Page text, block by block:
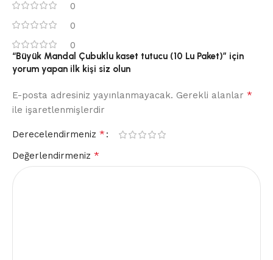
0
0
0
“Büyük Mandal Çubuklu kaset tutucu (10 Lu Paket)” için
yorum yapan ilk kişi siz olun
E-posta adresiniz yayınlanmayacak. Gerekli alanlar *
ile işaretlenmişlerdir
Derecelendirmeniz *
Değerlendirmeniz *